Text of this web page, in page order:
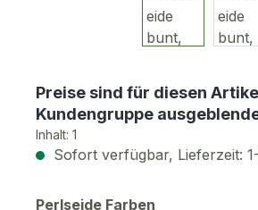
Preise sind für diesen
Kundengruppe
Inhalt: 1
Sofort verfügbar, Lieferzeit:
Perlseide Farben